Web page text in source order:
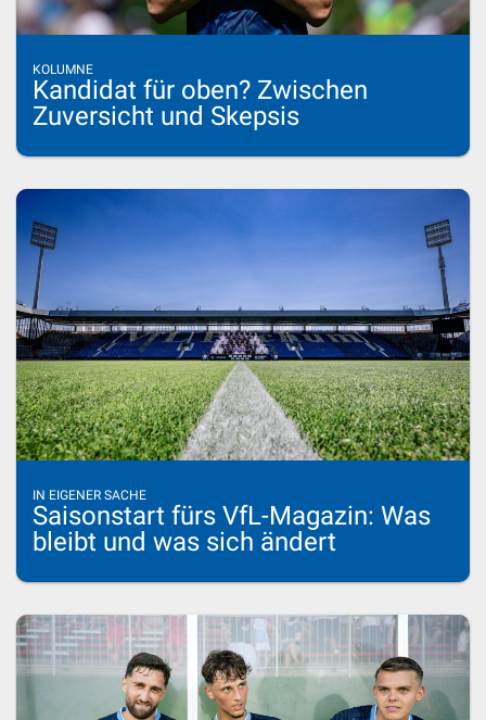
KOLUMNE
Kandidat für oben? Zwischen
Zuversicht und Skepsis
IN EIGENER SACHE
Saisonstart fürs VfL-Magazin: Was
bleibt und was sich ändert